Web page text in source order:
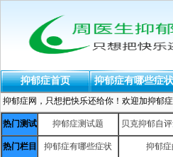
抑郁症首页 抑郁症有哪些症状
抑郁症网，只想把快乐还给你！欢迎加抑郁
热门测试 抑郁症测试题 贝克抑郁自评
热门栏目 抑郁症有哪些症状 抑郁症